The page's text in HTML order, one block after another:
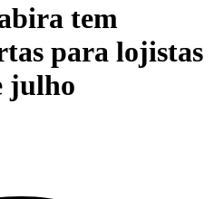
tem
para lojistas
julho